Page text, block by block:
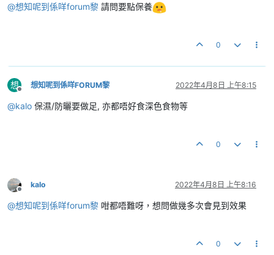
@想知呢到係咩forum黎 請問要點保養
0
想
離線
想知呢到係咩FORUM黎 2022年4月8日 上午8:15
@kalo 保濕/防曬要做足, 亦都唔好食深色食物等
0
離線
kalo 2022年4月8日 上午8:16
@想知呢到係咩forum黎 咁都唔難呀，想問做幾多次會見到效果
0